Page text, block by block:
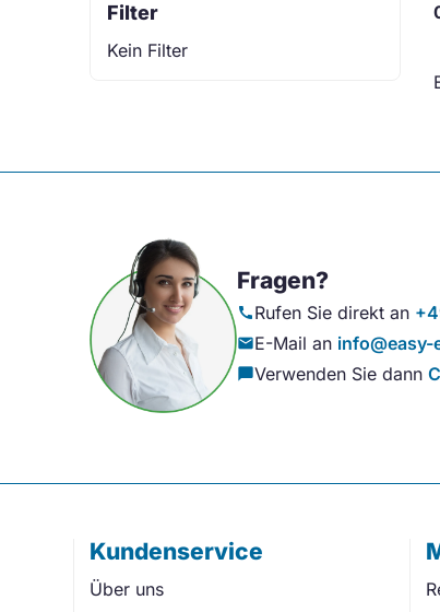
Filter
Kein Filter
Fragen?
callRufen Sie direkt an
mailE-Mail an
chat_bubbleVerwenden Sie dann
Kundenservice
Über uns